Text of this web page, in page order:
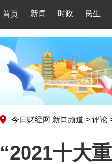
首页 新闻 时政 民生
今日财经网 新闻频道 > 评论
“2021十大